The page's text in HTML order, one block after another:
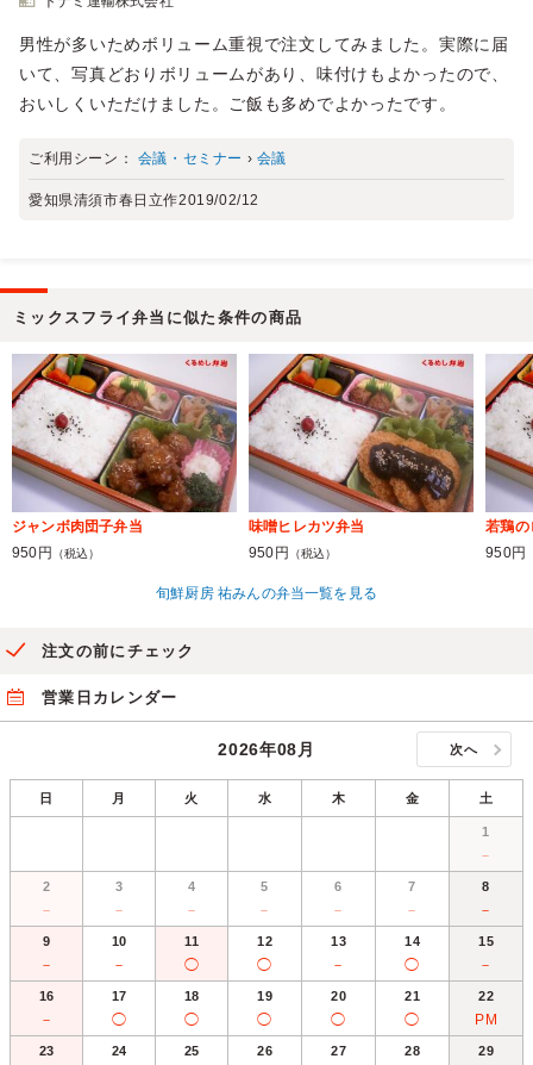
男性が多いためボリューム重視で注文してみました。実際に届
いて、写真どおりボリュームがあり、味付けもよかったので、
おいしくいただけました。ご飯も多めでよかったです。
ご利用シーン： 会議・セミナー › 会議
愛知県清須市春日立作2019/02/12
ミックスフライ弁当に似た条件の商品
ジャンボ肉団子弁当
950円
（税込）
味噌ヒレカツ弁当
950円
（税込）
若鶏の
950円
旬鮮厨房 祐みんの弁当一覧を見る
注文の前にチェック
営業日カレンダー
2026年08月 次へ
日 月 火 水 木 金 土
1
－
2
－
3
－
4
－
5
－
6
－
7
－
8
－
9
－
10
－
11
◯
12
◯
13
－
14
◯
15
－
16
－
17
◯
18
◯
19
◯
20
◯
21
◯
22
PM
23 24 25 26 27 28 29